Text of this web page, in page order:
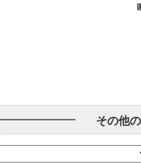
その他